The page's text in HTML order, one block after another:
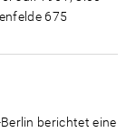
675
berichtet eine